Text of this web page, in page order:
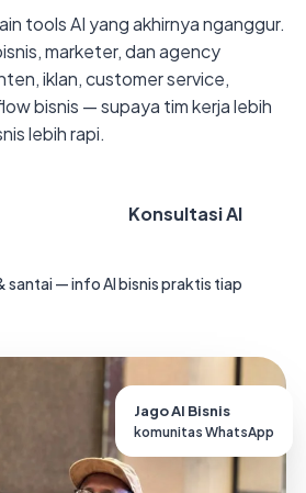
tools AI yang akhirnya nganggur.
marketer, dan agency
iklan, customer service,
bisnis — supaya tim kerja lebih
lebih rapi.
Konsultasi AI
santai — info AI bisnis praktis tiap
Jago AI Bisnis
komunitas WhatsApp